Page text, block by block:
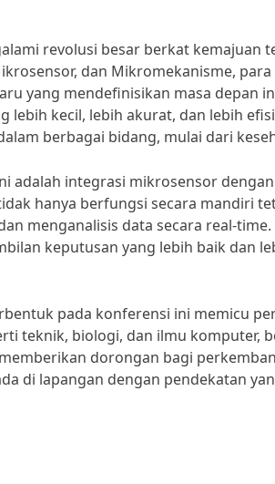
revolusi besar berkat kemajuan
dan Mikromekanisme,
yang mendefinisikan masa depan
lebih kecil, lebih akurat, dan lebih
berbagai bidang, mulai dari
adalah integrasi mikrosensor
hanya berfungsi secara mandiri
menganalisis data secara real-
keputusan yang lebih baik dan
pada konferensi ini memicu
teknik, biologi, dan ilmu komputer,
dorongan bagi
di lapangan dengan pendekatan